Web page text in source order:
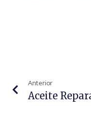
Anterior